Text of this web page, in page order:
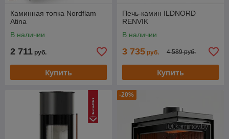
Каминная топка Nordflam
Atina
В наличии
2 711 руб.
Купить
Печь-камин ILDNORD
RENVIK
В наличии
3 735 руб. 4 589 руб.
Купить
-20%